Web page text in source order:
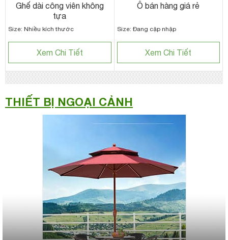
Ghế dài công viên không
tựa
Size: Nhiều kích thước
Xem Chi Tiết
Ô bán hàng giá rẻ
Size: Đang cập nhập
Xem Chi Tiết
THIẾT BỊ NGOẠI CẢNH